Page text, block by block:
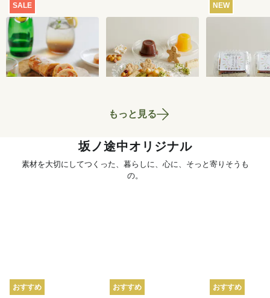
SALE
【特別価格】瀬戸内
レモンのサマーシュ
トーレン 200g
2,519円
おまかせおやつ定期
便[定期宅配]
1,980円
NEW
もっと見る
坂ノ途中オリジナル
素材を大切にしてつくった、暮らしに、心に、そっと寄りそうも
の。
おすすめ おすすめ おすすめ